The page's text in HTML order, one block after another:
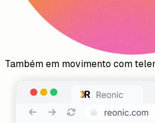
Também em movimento com